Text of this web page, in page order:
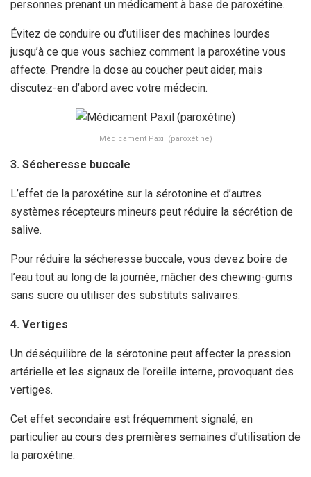
personnes prenant un médicament à base de paroxétine.
Évitez de conduire ou d’utiliser des machines lourdes
jusqu’à ce que vous sachiez comment la paroxétine vous
affecte. Prendre la dose au coucher peut aider, mais
discutez-en d’abord avec votre médecin.
Médicament Paxil (paroxétine)
3. Sécheresse buccale
L’effet de la paroxétine sur la sérotonine et d’autres
systèmes récepteurs mineurs peut réduire la sécrétion de
salive.
Pour réduire la sécheresse buccale, vous devez boire de
l’eau tout au long de la journée, mâcher des chewing-gums
sans sucre ou utiliser des substituts salivaires.
4. Vertiges
Un déséquilibre de la sérotonine peut affecter la pression
artérielle et les signaux de l’oreille interne, provoquant des
vertiges.
Cet effet secondaire est fréquemment signalé, en
particulier au cours des premières semaines d’utilisation de
la paroxétine.